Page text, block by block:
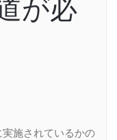
が必
施されているかの